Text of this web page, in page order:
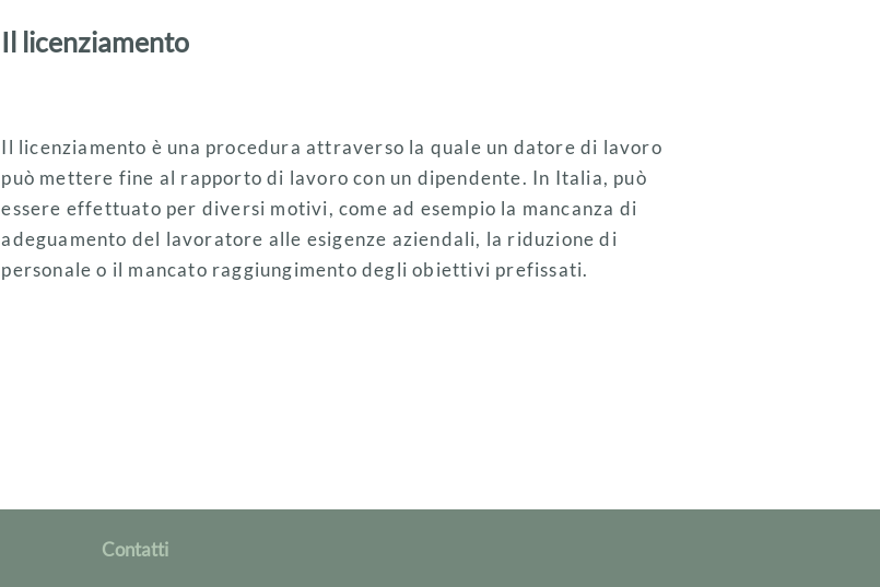
Il licenziamento
Il licenziamento è una procedura attraverso la quale un datore di lavoro
può mettere fine al rapporto di lavoro con un dipendente. In Italia, può
essere effettuato per diversi motivi, come ad esempio la mancanza di
adeguamento del lavoratore alle esigenze aziendali, la riduzione di
personale o il mancato raggiungimento degli obiettivi prefissati.
Contatti